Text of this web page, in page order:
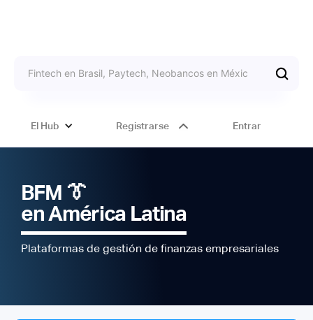
El Hub Registrarse Entrar
BFM 👔
en América Latina
Plataformas de gestión de finanzas empresariales